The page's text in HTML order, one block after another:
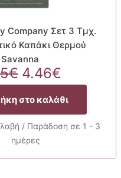
Company Σετ 3 Τμχ.
Καπάκι Θερμού
Savanna
€ Original
price
was:
4.95€.
4.46€Η
τρέχουσα
τιμή
είναι:
4.46€.
στο καλάθι
/ Παράδοση σε 1 - 3
ημέρες